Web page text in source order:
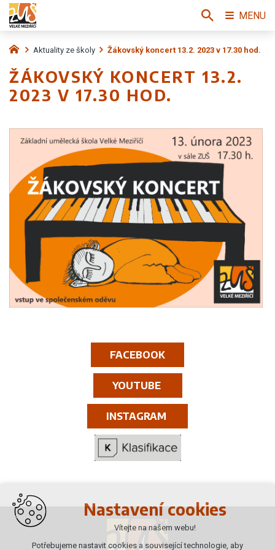
FACEBOOK
YOUTUBE
INSTAGRAM
Aktuality ze školy Žákovský koncert 13.2. 2023 v 17.30 hod.
ŽÁKOVSKÝ KONCERT 13.2.
2023 V 17.30 HOD.
MENU
Nastavení cookies
Vítejte na našem webu!
Potřebujeme nastavit cookies a související technologie, aby